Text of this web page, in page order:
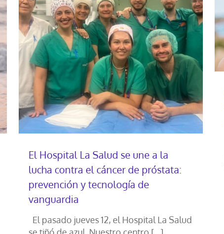
El Hospital La Salud se une a la
lucha contra el cáncer de próstata:
prevención y tecnología de
vanguardia
El pasado jueves 12, el Hospital La Salud